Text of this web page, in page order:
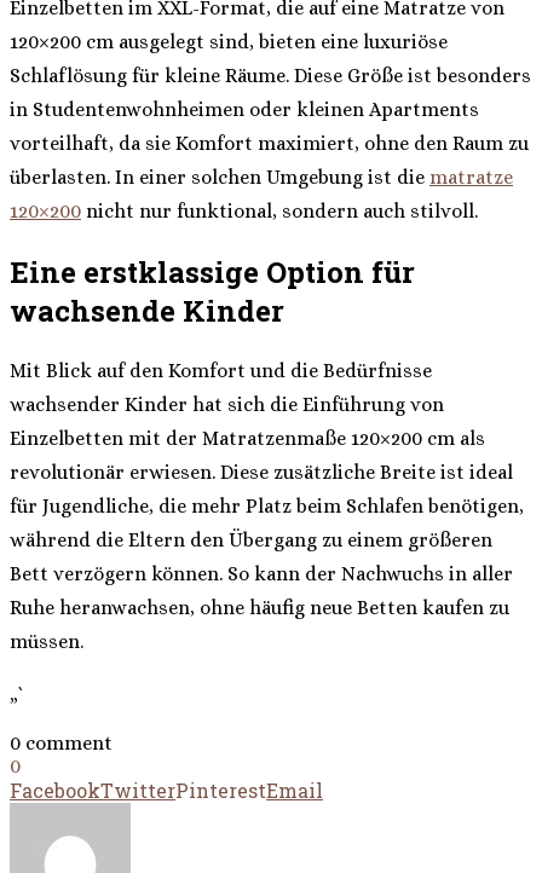
Einzelbetten im XXL-Format, die auf eine Matratze von
120×200 cm ausgelegt sind, bieten eine luxuriöse
Schlaflösung für kleine Räume. Diese Größe ist besonders
in Studentenwohnheimen oder kleinen Apartments
vorteilhaft, da sie Komfort maximiert, ohne den Raum zu
überlasten. In einer solchen Umgebung ist die matratze
120×200 nicht nur funktional, sondern auch stilvoll.
Eine erstklassige Option für
wachsende Kinder
Mit Blick auf den Komfort und die Bedürfnisse
wachsender Kinder hat sich die Einführung von
Einzelbetten mit der Matratzenmaße 120×200 cm als
revolutionär erwiesen. Diese zusätzliche Breite ist ideal
für Jugendliche, die mehr Platz beim Schlafen benötigen,
während die Eltern den Übergang zu einem größeren
Bett verzögern können. So kann der Nachwuchs in aller
Ruhe heranwachsen, ohne häufig neue Betten kaufen zu
müssen.
„`
0 comment
0
FacebookTwitterPinterestEmail